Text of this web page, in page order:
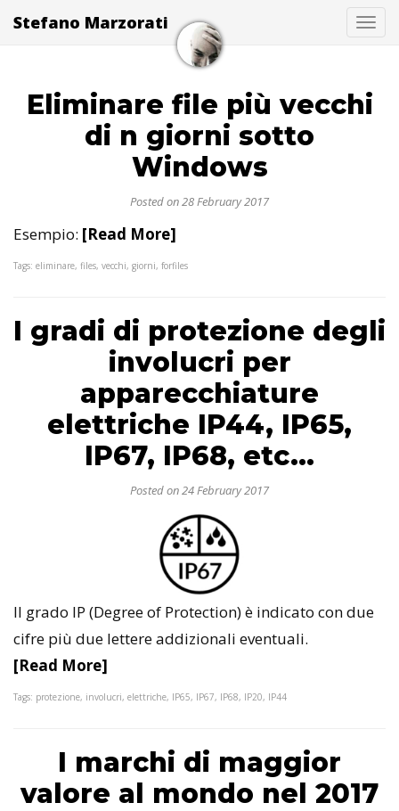
Stefano Marzorati
Eliminare file più vecchi
di n giorni sotto
Windows
Posted on 28 February 2017
Esempio: [Read More]
Tags: eliminare, files, vecchi, giorni, forfiles
I gradi di protezione degli
involucri per
apparecchiature
elettriche IP44, IP65,
IP67, IP68, etc...
Posted on 24 February 2017
Il grado IP (Degree of Protection) è indicato con due
cifre più due lettere addizionali eventuali.
[Read More]
Tags: protezione, involucri, elettriche, IP65, IP67, IP68, IP20, IP44
I marchi di maggior
valore al mondo nel 2017